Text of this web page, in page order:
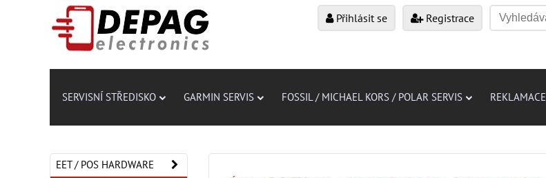
Přihlásit se Registrace
SERVISNÍ STŘEDISKO GARMIN SERVIS FOSSIL / MICHAEL KORS / POLAR SERVIS REKLAMACE
EET / POS HARDWARE